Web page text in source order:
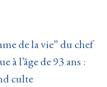
de la vie” du chef
à l’âge de 93 ans :
culte